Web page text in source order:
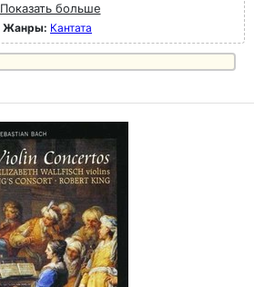
Показать больше
Жанры: Кантата